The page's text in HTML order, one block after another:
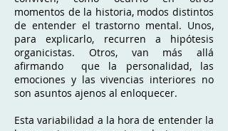
momentos de la historia, modos distintos
de entender el trastorno mental. Unos,
para explicarlo, recurren a hipótesis
organicistas. Otros, van más allá
afirmando que la personalidad, las
emociones y las vivencias interiores no
son asuntos ajenos al enloquecer.
Esta variabilidad a la hora de entender la